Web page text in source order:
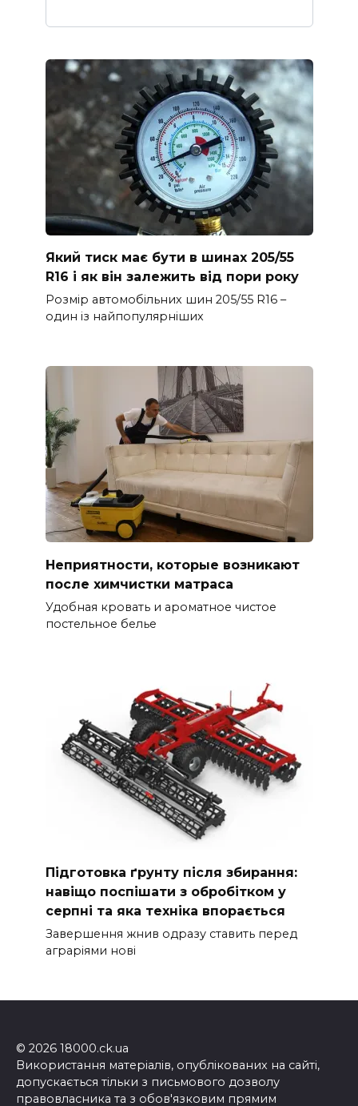
Який тиск має бути в шинах 205/55
R16 і як він залежить від пори року
Розмір автомобільних шин 205/55 R16 –
один із найпопулярніших
Неприятности, которые возникают
после химчистки матраса
Удобная кровать и ароматное чистое
постельное белье
Підготовка ґрунту після збирання:
навіщо поспішати з обробітком у
серпні та яка техніка впорається
Завершення жнив одразу ставить перед
аграріями нові
© 2026 18000.ck.ua
Використання матеріалів, опублікованих на сайті,
допускається тільки з письмового дозволу
правовласника та з обов'язковим прямим